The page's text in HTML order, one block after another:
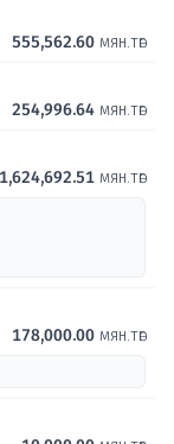
555,562.60 мян.төг
254,996.64 мян.төг
1,624,692.51 мян.төг
178,000.00 мян.төг